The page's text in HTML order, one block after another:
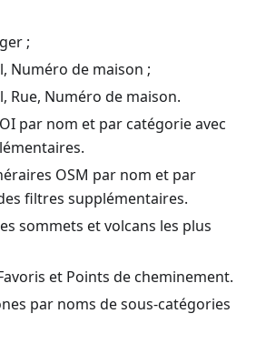
;
Numéro de maison ;
Rue, Numéro de maison.
par nom et par catégorie avec
OSM par nom et par
filtres supplémentaires.
sommets et volcans les plus
et Points de cheminement.
par noms de sous-catégories